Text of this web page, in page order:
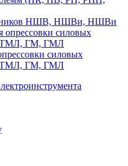
НШВ, НШВи, НШВи
опрессовки силовых
ТМЛ, ГМ, ГМЛ
силовых
ТМЛ, ГМ, ГМЛ